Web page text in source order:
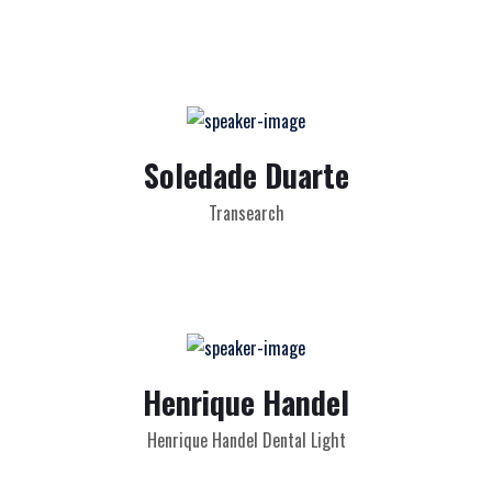
Soledade Duarte
Transearch
Henrique Handel
Henrique Handel Dental Light